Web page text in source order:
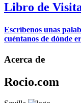
Libro de
Escríbenos unas
cuéntanos de dónde
Acerca de
Rocio.com